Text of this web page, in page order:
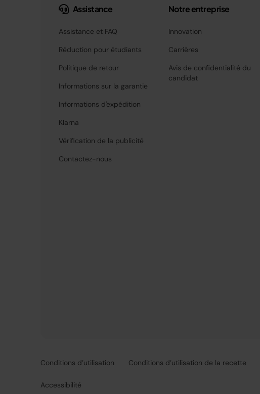
Assistance
Assistance et FAQ
Réduction pour étudiants
Politique de retour
Informations sur la garantie
Informations d'expédition
Klarna
Vérification de la publicité
Contactez-nous
Notre entreprise
Innovation
Carrières
Avis de confidentialité du
candidat
Conditions d’utilisation Conditions d’utilisation de la recette
Accessibilité